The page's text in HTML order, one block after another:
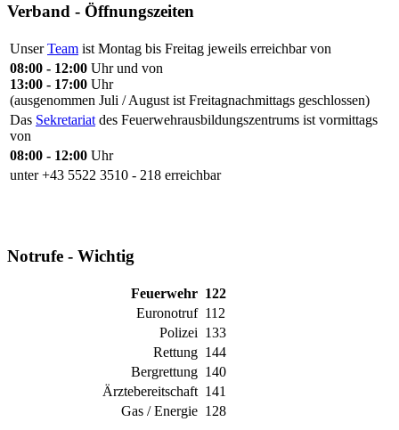
Verband - Öffnungszeiten
UnserTeam ist Montag bis Freitag jeweils erreichbar von
08:00 - 12:00 Uhr und von
13:00 - 17:00 Uhr
(ausgenommen Juli / August ist Freitagnachmittags geschlossen)
Das Sekretariat des Feuerwehrausbildungszentrums ist vormittags
von
08:00 - 12:00 Uhr
unter +43 5522 3510 - 218 erreichbar
Notrufe - Wichtig
Feuerwehr 122
Euronotruf 112
Polizei 133
Rettung 144
Bergrettung 140
Ärztebereitschaft 141
Gas / Energie 128